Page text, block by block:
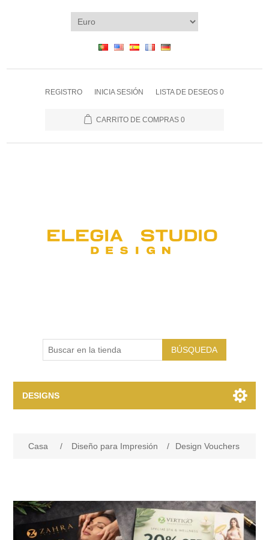
REGISTRO INICIA SESIÓN LISTA DE DESEOS 0
CARRITO DE COMPRAS 0
BÚSQUEDA
DESIGNS
Casa / Diseño para Impresión / Design Vouchers